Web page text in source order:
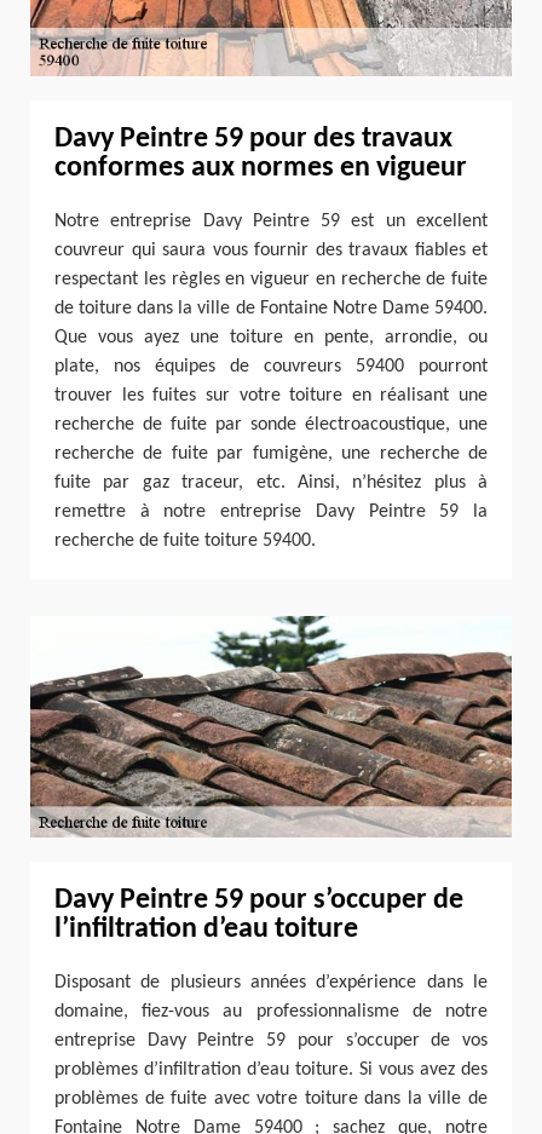
Davy Peintre 59 pour des travaux
conformes aux normes en vigueur
Notre entreprise Davy Peintre 59 est un excellent
couvreur qui saura vous fournir des travaux fiables et
respectant les règles en vigueur en recherche de fuite
de toiture dans la ville de Fontaine Notre Dame 59400.
Que vous ayez une toiture en pente, arrondie, ou
plate, nos équipes de couvreurs 59400 pourront
trouver les fuites sur votre toiture en réalisant une
recherche de fuite par sonde électroacoustique, une
recherche de fuite par fumigène, une recherche de
fuite par gaz traceur, etc. Ainsi, n’hésitez plus à
remettre à notre entreprise Davy Peintre 59 la
recherche de fuite toiture 59400.
Davy Peintre 59 pour s’occuper de
l’infiltration d’eau toiture
Disposant de plusieurs années d’expérience dans le
domaine, fiez-vous au professionnalisme de notre
entreprise Davy Peintre 59 pour s’occuper de vos
problèmes d’infiltration d’eau toiture. Si vous avez des
problèmes de fuite avec votre toiture dans la ville de
Fontaine Notre Dame 59400 ; sachez que, notre